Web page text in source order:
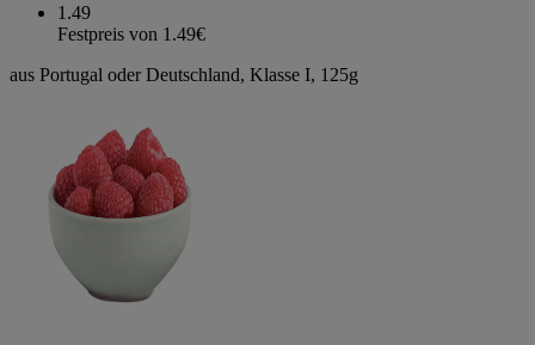
1.49
Festpreis von 1.49€
aus Portugal oder Deutschland, Klasse I, 125g